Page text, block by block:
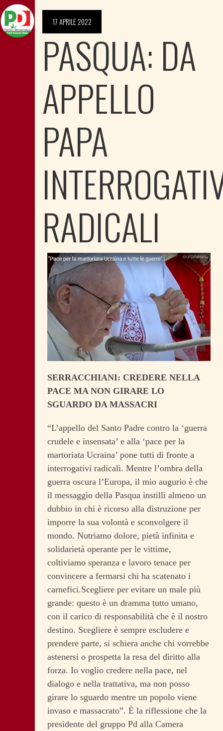
17 APRILE 2022
PASQUA: DA
APPELLO
PAPA
RADICALI
SERRACCHIANI: CREDERE NELLA
PACE MA NON GIRARE LO
SGUARDO DA MASSACRI
“L’appello del Santo Padre contro la ‘guerra
crudele e insensata’ e alla ‘pace per la
martoriata Ucraina’ pone tutti di fronte a
interrogativi radicali. Mentre l’ombra della
guerra oscura l’Europa, il mio augurio è che
il messaggio della Pasqua instilli almeno un
dubbio in chi è ricorso alla distruzione per
imporre la sua volontà e sconvolgere il
mondo. Nutriamo dolore, pietà infinita e
solidarietà operante per le vittime,
coltiviamo speranza e lavoro tenace per
convincere a fermarsi chi ha scatenato i
carnefici.Scegliere per evitare un male più
grande: questo è un dramma tutto umano,
con il carico di responsabilità che è il nostro
destino. Scegliere è sempre escludere e
prendere parte, si schiera anche chi vorrebbe
astenersi o prospetta la resa del diritto alla
forza. Io voglio credere nella pace, nel
dialogo e nella trattativa, ma non posso
girare lo sguardo mentre un popolo viene
invaso e massacrato”. È la riflessione che la
presidente del gruppo Pd alla Camera